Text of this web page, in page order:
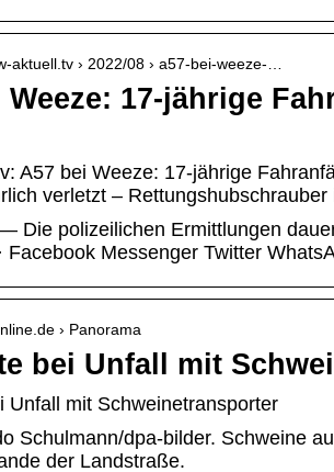
aktuell.tv › 2022/08 › a57-bei-weeze-…
Weeze: 17-jährige
A57 bei Weeze: 17-jährige
verletzt – Rettungshubschrauber
Die polizeilichen Ermittlungen
Facebook Messenger Twitter
› Panorama
bei Unfall mit
Unfall mit Schweinetransporter
Schulmann/dpa-bilder. Schweine
der Landstraße.